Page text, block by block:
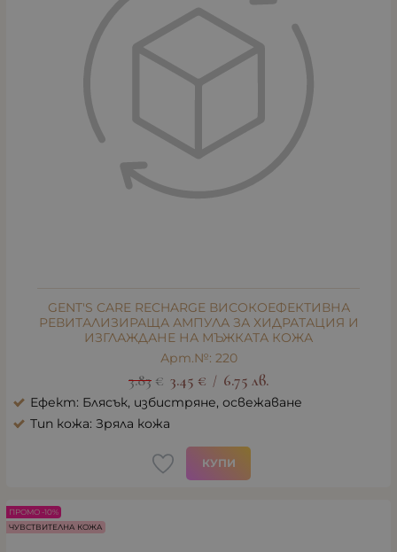
GENT'S CARE RECHARGE ВИСОКОЕФЕКТИВНА
РЕВИТАЛИЗИРАЩА АМПУЛА ЗА ХИДРАТАЦИЯ И
ИЗГЛАЖДАНЕ НА МЪЖКАТА КОЖА
Арт.№: 220
3.83 € 3.45 € / 6.75 лв.
Ефект: Блясък, избистряне, освежаване
Тип кожа: Зряла кожа
КУПИ
ПРОМО -10%
ЧУВСТВИТЕЛНА КОЖА